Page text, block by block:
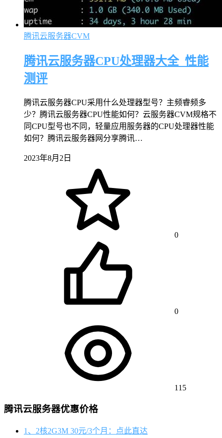
腾讯云服务器CVM
腾讯云服务器CPU处理器大全_性能
测评
腾讯云服务器CPU采用什么处理器型号？主频睿频多
少？腾讯云服务器CPU性能如何？云服务器CVM规格不
同CPU型号也不同，轻量应用服务器的CPU处理器性能
如何？腾讯云服务器网分享腾讯…
2023年8月2日
0
0
115
腾讯云服务器优惠价格
1、2核2G3M 30元/3个月：点此直达